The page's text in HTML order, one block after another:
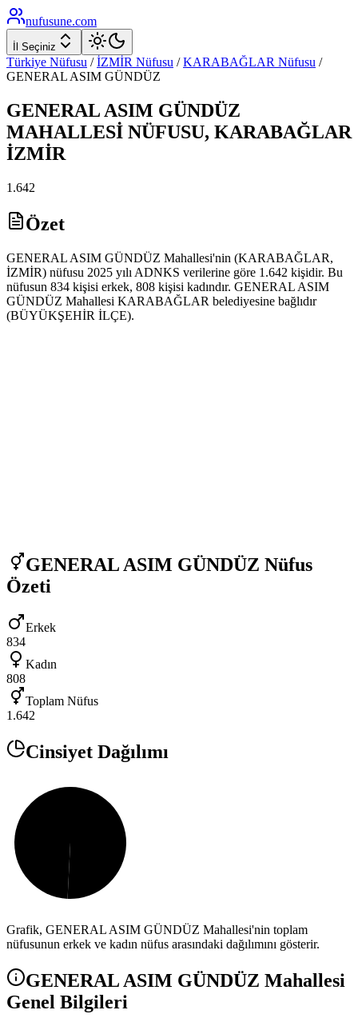
nufusune.com
İl Seçiniz
Türkiye Nüfusu / İZMİR Nüfusu / KARABAĞLAR Nüfusu /
GENERAL ASIM GÜNDÜZ
GENERAL ASIM GÜNDÜZ
MAHALLESİ NÜFUSU, KARABAĞLAR
İZMİR
1.642
Özet
GENERAL ASIM GÜNDÜZ Mahallesi'nin (KARABAĞLAR,
İZMİR) nüfusu 2025 yılı ADNKS verilerine göre 1.642 kişidir. Bu
nüfusun 834 kişisi erkek, 808 kişisi kadındır. GENERAL ASIM
GÜNDÜZ Mahallesi KARABAĞLAR belediyesine bağlıdır
(BÜYÜKŞEHİR İLÇE).
GENERAL ASIM GÜNDÜZ Nüfus
Özeti
Erkek
834
Kadın
808
Toplam Nüfus
1.642
Cinsiyet Dağılımı
Grafik, GENERAL ASIM GÜNDÜZ Mahallesi'nin toplam
nüfusunun erkek ve kadın nüfus arasındaki dağılımını gösterir.
GENERAL ASIM GÜNDÜZ Mahallesi
Genel Bilgileri